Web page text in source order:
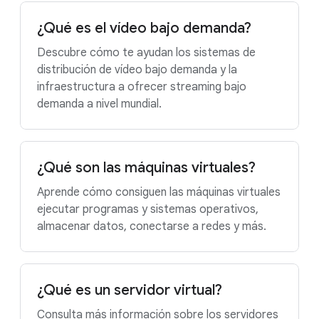
¿Qué es el vídeo bajo demanda?
Descubre cómo te ayudan los sistemas de
distribución de vídeo bajo demanda y la
infraestructura a ofrecer streaming bajo
demanda a nivel mundial.
¿Qué son las máquinas virtuales?
Aprende cómo consiguen las máquinas virtuales
ejecutar programas y sistemas operativos,
almacenar datos, conectarse a redes y más.
¿Qué es un servidor virtual?
Consulta más información sobre los servidores